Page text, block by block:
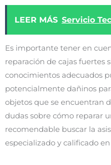
LEER MÁS Servicio
Es importante tener en
reparación de cajas fuertes
conocimientos adecuados
potencialmente dañinos
objetos que se encuentran
dudas sobre cómo reparar
recomendable buscar la
especializado y calificado